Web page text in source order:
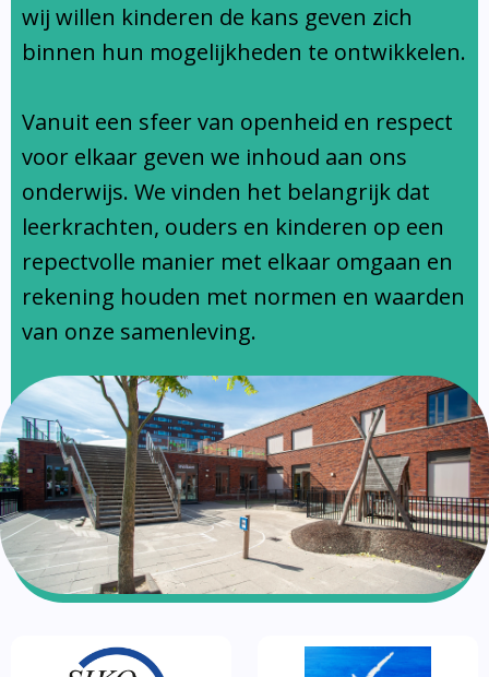
Ondersteuningsprofiel
wij willen kinderen de kans geven zich
binnen hun mogelijkheden te ontwikkelen.
Vanuit een sfeer van openheid en respect
voor elkaar geven we inhoud aan ons
onderwijs. We vinden het belangrijk dat
leerkrachten, ouders en kinderen op een
repectvolle manier met elkaar omgaan en
rekening houden met normen en waarden
van onze samenleving.